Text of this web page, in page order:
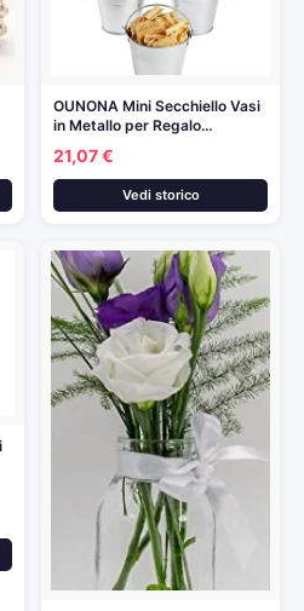
OUNONA Mini Secchiello Vasi
in Metallo per Regalo…
21,07 €
Vedi storico